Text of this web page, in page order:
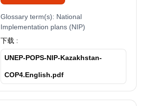
Glossary term(s): National
Implementation plans (NIP)
下载 :
UNEP-POPS-NIP-Kazakhstan-
COP4.English.pdf